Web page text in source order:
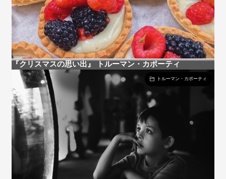
『クリスマスの思い出』 トルーマン・カポーティ
トルーマン・カポーティ